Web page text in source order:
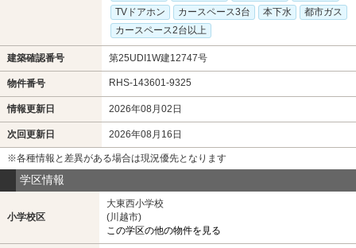
TVドアホン
カースペース3台 本下水
都市ガス
カースペース2台以上
建築確認番号 第25UDI1W建12747号
物件番号 RHS-143601-9325
情報更新日 2026年08月02日
次回更新日 2026年08月16日
※各種情報と差異がある場合は現況優先となります
学区情報
小学校区
大東西小学校
(川越市)
この学区の他の物件を見る